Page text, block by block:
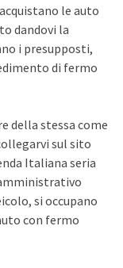
le auto
dandovi la
i presupposti,
di fermo
della stessa come
sul sito
Italiana seria
si occupano
con fermo